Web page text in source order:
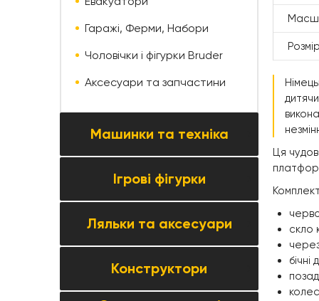
Гаражі, Ферми, Набори
Чоловічки і фігурки Bruder
Аксесуари та запчастини
Машинки та техніка
Усі товари категорії →
Колекційні моделі
Автомобілі та мотоцикли
Паркінги, треки та автосервіси
Будівельна та спецтехніка
Ігрові фігурки
Всі товари категорії →
Фігурки тварин
Фігурки людей
Ляльки та аксесуари
Всі товари категорії →
Ляльки
Конструктори
Ця
скло